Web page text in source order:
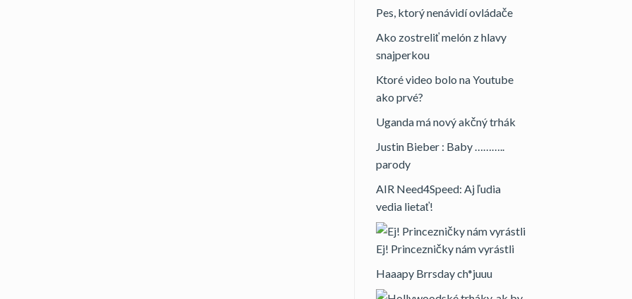
Pes, ktorý nenávidí ovládače
Ako zostreliť melón z hlavy
snajperkou
Ktoré video bolo na Youtube
ako prvé?
Uganda má nový akčný trhák
Justin Bieber : Baby ………..
parody
AIR Need4Speed: Aj ľudia
vedia lietať!
Ej! Princezničky nám vyrástli
Haaapy Brrsday ch*juuu